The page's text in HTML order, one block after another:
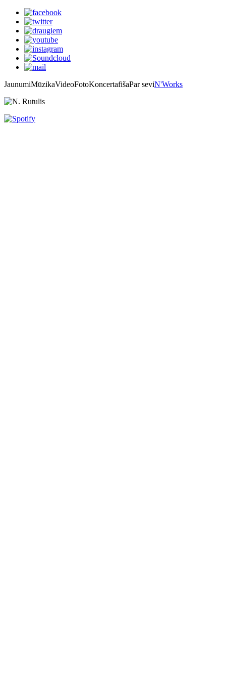
JaunumiMūzikaVideoFotoKoncertafišaPar seviN'Works